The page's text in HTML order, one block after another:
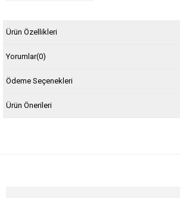
Ürün Özellikleri
Yorumlar(0)
Ödeme Seçenekleri
Ürün Önerileri